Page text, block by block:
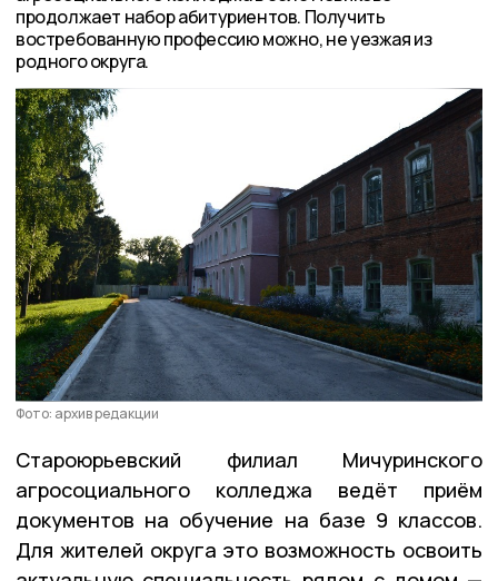
продолжает набор абитуриентов. Получить
востребованную профессию можно, не уезжая из
родного округа.
Фото: архив редакции
Староюрьевский филиал Мичуринского
агросоциального колледжа ведёт приём
документов на обучение на базе 9 классов.
Для жителей округа это возможность освоить